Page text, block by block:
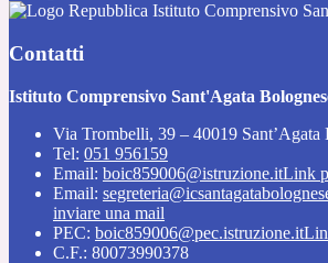
Istituto Comprensivo
Contatti
Istituto Comprensivo Sant'Agata
Via Trombelli, 39 – 40019 Sant’Agata
Tel: 051 956159
Email: boic859006@istruzione.itLink
Email:
inviare una mail
PEC: boic859006@pec.istruzione.it
C.F.: 80073990378